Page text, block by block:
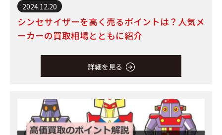
2024.12.20
シンセサイザーを高く売るポイントは？人気メ
ーカーの買取相場とともに紹介
詳細を見る